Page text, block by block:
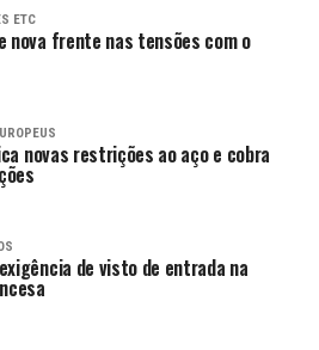
ETC
nova frente nas tensões com o
novas restrições ao aço e cobra
de visto de entrada na